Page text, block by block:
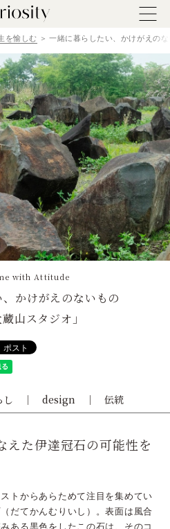
を愉しむ 一緒に暮らしたい、かけがえの
with Attitude
かけがえのないもの
山スタジオ」
し design 伝統
えた伊達冠石の可能性を
トからあらためて注目を集めてい
だてかんむりいし）。表面は風合
ある黒色をしたこの石は、そのコ